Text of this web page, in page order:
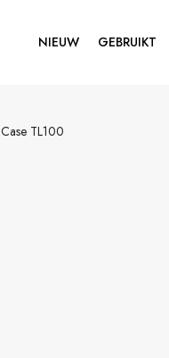
NIEUW GEBRUIKT
Case TL100